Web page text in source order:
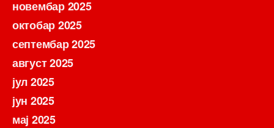
новембар 2025
октобар 2025
септембар 2025
август 2025
јул 2025
јун 2025
мај 2025